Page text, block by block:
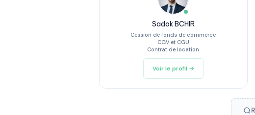
Sadok BCHIR
Cession de fonds de commerce
CGV et CGU
Contrat de location
Voir le profil →